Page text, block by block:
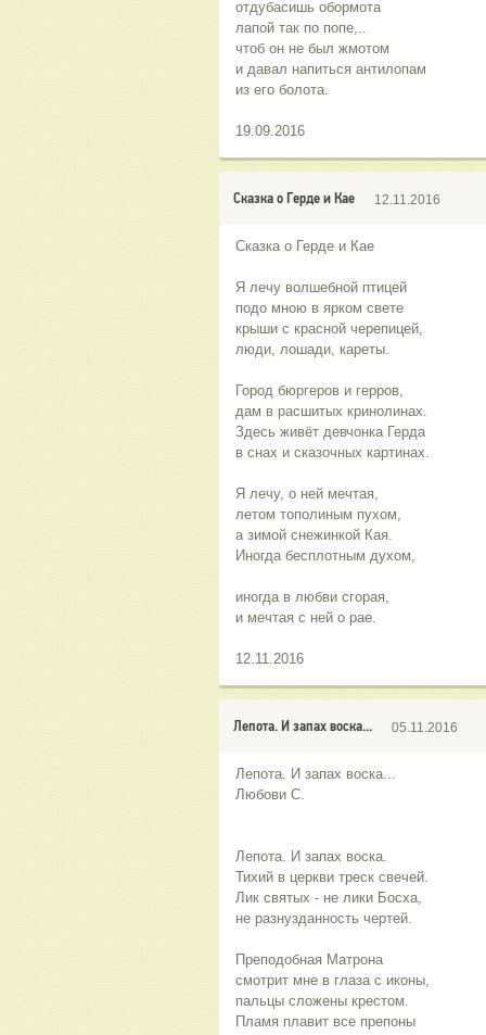
отдубасишь обормота
лапой так по попе,..
чтоб он не был жмотом
и давал напиться антилопам
из его болота.
19.09.2016
Сказка о Герде и Кае 12.11.2016
Сказка о Герде и Кае
Я лечу волшебной птицей
подо мною в ярком свете
крыши с красной черепицей,
люди, лошади, кареты.
Город бюргеров и герров,
дам в расшитых кринолинах.
Здесь живёт девчонка Герда
в снах и сказочных картинах.
Я лечу, о ней мечтая,
летом тополиным пухом,
а зимой снежинкой Кая.
Иногда бесплотным духом,
иногда в любви сгорая,
и мечтая с ней о рае.
12.11.2016
Лепота. И запах воска... 05.11.2016
Лепота. И запах воска...
Любови С.
Лепота. И запах воска.
Тихий в церкви треск свечей.
Лик святых - не лики Босха,
не разнузданность чертей.
Преподобная Матрона
смотрит мне в глаза с иконы,
пальцы сложены крестом.
Пламя плавит все препоны